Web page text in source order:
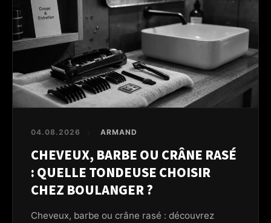
04.08.2026 ARMAND
CHEVEUX, BARBE OU CRÂNE RASÉ
: QUELLE TONDEUSE CHOISIR
CHEZ BOULANGER ?
Cheveux, barbe ou crâne rasé : découvrez